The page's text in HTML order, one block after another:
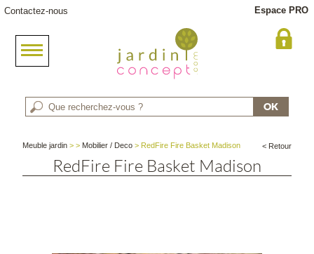
Contactez-nous Espace PRO
Meuble jardin >> Mobilier / Deco > RedFire Fire Basket Madison < Retour
RedFire Fire Basket Madison